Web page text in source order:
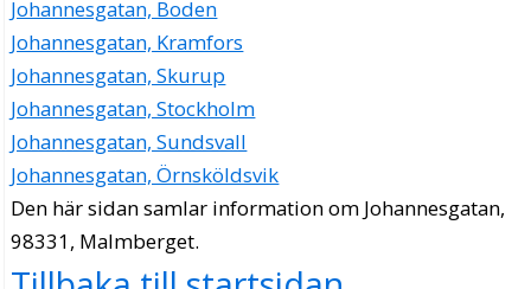
Johannesgatan, Boden
Johannesgatan, Kramfors
Johannesgatan, Skurup
Johannesgatan, Stockholm
Johannesgatan, Sundsvall
Johannesgatan, Örnsköldsvik
Den här sidan samlar information om Johannesgatan,
98331, Malmberget.